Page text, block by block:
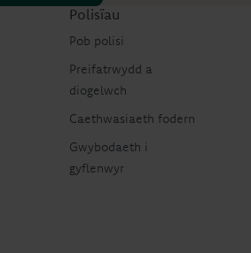
Polisïau
Pob polisi
Preifatrwydd a
diogelwch
Caethwasiaeth fodern
Gwybodaeth i
gyflenwyr